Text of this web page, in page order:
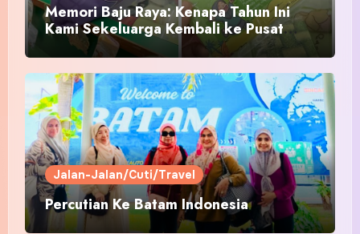
Memori Baju Raya: Kenapa Tahun Ini
Kami Sekeluarga Kembali ke Pusat
Pakaian Hari-Hari?
Jalan-Jalan/Cuti/Travel
Percutian Ke Batam Indonesia